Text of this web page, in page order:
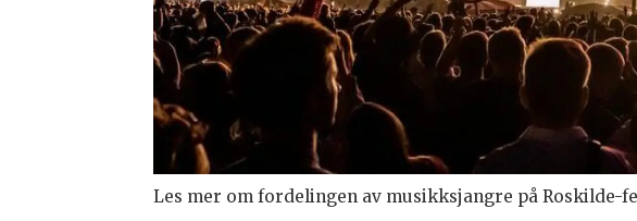
Les mer om fordelingen av musikksjangre på Roskilde-